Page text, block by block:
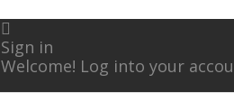
Sign in
Welcome! Log into your